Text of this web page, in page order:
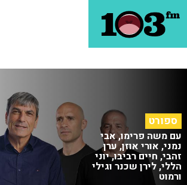
ספורט
עם משה פרימו, אבי
נמני, אורי אוזן, ערן
זהבי, חיים רביבו, יוני
הללי, לירן שכנר וגילי
ורמוט